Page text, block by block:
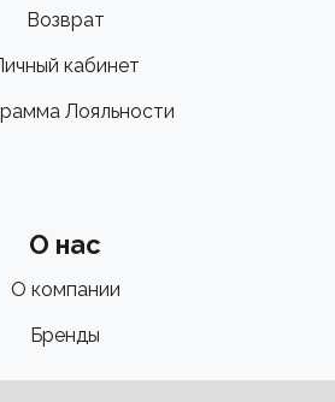
Возврат
кабинет
Лояльности
О нас
О компании
Бренды